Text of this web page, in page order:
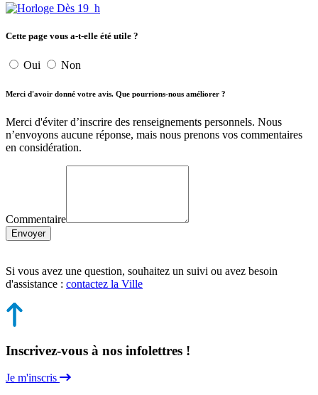
Dès 19 h
Cette page vous a-t-elle été utile ?
Oui Non
Merci d'avoir donné votre avis. Que pourrions-nous améliorer ?
Merci d'éviter d’inscrire des renseignements personnels. Nous
n’envoyons aucune réponse, mais nous prenons vos commentaires
en considération.
Commentaire
Envoyer
Si vous avez une question, souhaitez un suivi ou avez besoin
d'assistance : contactez la Ville
Inscrivez-vous à nos infolettres !
Je m'inscris